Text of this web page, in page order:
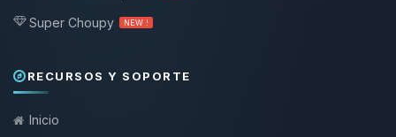
Super Choupy NEW !
RECURSOS Y SOPORTE
Inicio